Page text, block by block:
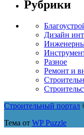
Рубрики
Дизайн
Разное
Ремонт и
Строительный портал
Тема от WP Puzzle